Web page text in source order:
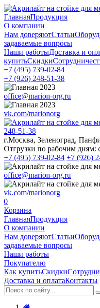
ГлавнаяПродукция
О компании
Нам доверяютСтатьи
задаваемые вопросы
Наши работыДоставка и
купитьСкидки
+7 (495) 739-02-84
+7 (926) 248-51-38
office@marion-org.ru
vk.com/marionorg
248-51-38
г.Москва, Зеленоград,
Отгрузки по рабочим дням:
+7 (495) 739-02-84 +7 (926)
office@marion-org.ru
vk.com/marionorg
0
Корзина
ГлавнаяПродукция
О компании
Нам доверяютСтатьи
задаваемые вопросы
Наши работы
Покупателю
Как купитьСкидки
Доставка и оплатаКонтакты